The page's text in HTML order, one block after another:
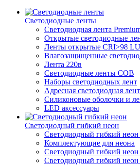
Светодиодные ленты
Светодиодная лента
Открытые светодиодные
Ленты открытые CRI>98
Влагозащищенные
Лента 220в
Светодиодные ленты COB
Наборы светодиодных лент
Адресная светодиодная
Силиконовые оболочки и
LED аксессуары
Светодиодный гибкий неон
Светодиодный гибкий неон
Комплектующие для неона
Светодиодный гибкий неон
Светодиодный гибкий неон